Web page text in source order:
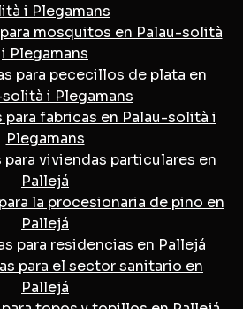
i Plegamans
mosquitos en Palau-solità
i Plegamans
para pececillos de plata en
solità i Plegamans
fabricas en Palau-solità i
Plegamans
viviendas particulares en
Pallejá
la procesionaria de pino en
Pallejá
para residencias en Pallejá
para el sector sanitario en
Pallejá